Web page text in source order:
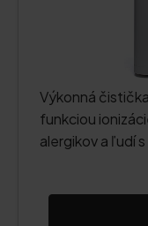
Výkonná
funkciou
alergikov a ľudí